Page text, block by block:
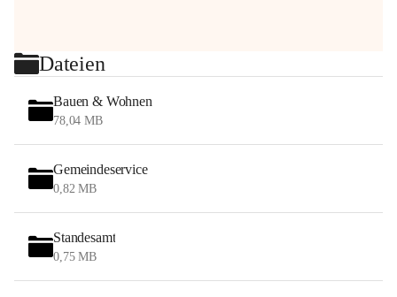
Dateien
Bauen & Wohnen
78,04 MB
Gemeindeservice
0,82 MB
Standesamt
0,75 MB